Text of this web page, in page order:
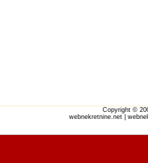
Copyright ©
webnekretnine.net |